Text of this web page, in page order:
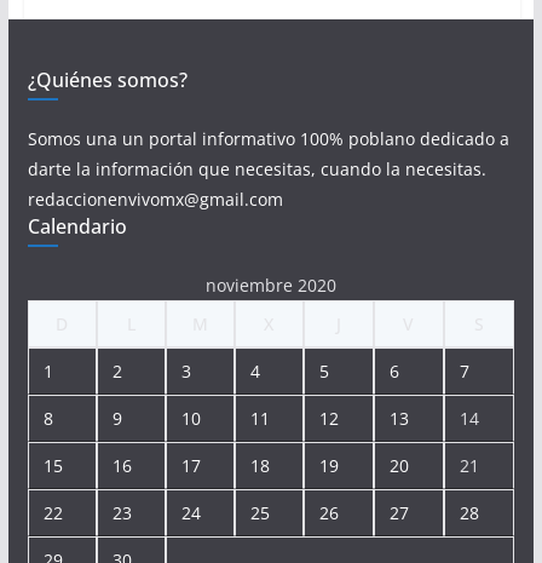
¿Quiénes somos?
Somos una un portal informativo 100% poblano dedicado a
darte la información que necesitas, cuando la necesitas.
redaccionenvivomx@gmail.com
Calendario
noviembre 2020
1 2 3 4 5 6 7
8 9 10 11 12 13 14
15 16 17 18 19 20 21
22 23 24 25 26 27 28